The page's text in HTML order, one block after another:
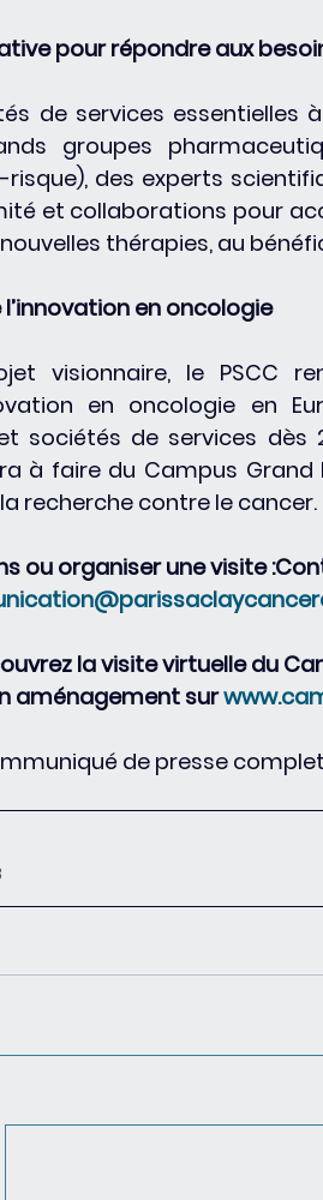
pour répondre aux
de services essentielles
groupes
des experts
et collaborations pour
thérapies, au
l’innovation en oncologie
visionnaire, le PSCC
en oncologie en
sociétés de services dès
à faire du Campus
recherche contre le cancer.
ou organiser une visite
la visite virtuelle du
aménagement sur
de presse